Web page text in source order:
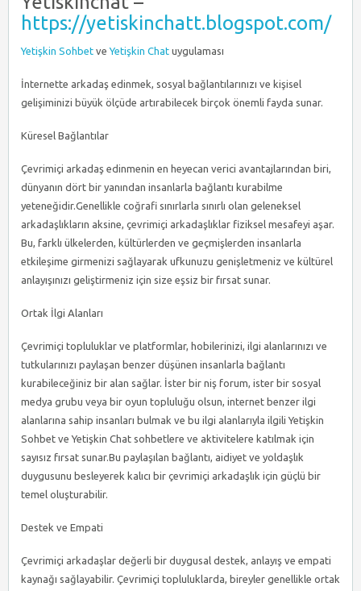
https://yetiskinchatt.blogspot.com/
Yetişkin Sohbet veYetişkin Chat uygulaması
İnternette arkadaş edinmek, sosyal bağlantılarınızı ve kişisel
gelişiminizi büyük ölçüde artırabilecek birçok önemli fayda sunar.
Küresel Bağlantılar
Çevrimiçi arkadaş edinmenin en heyecan verici avantajlarından biri,
dünyanın dört bir yanından insanlarla bağlantı kurabilme
yeteneğidir.Genellikle coğrafi sınırlarla sınırlı olan geleneksel
arkadaşlıkların aksine, çevrimiçi arkadaşlıklar fiziksel mesafeyi aşar.
Bu, farklı ülkelerden, kültürlerden ve geçmişlerden insanlarla
etkileşime girmenizi sağlayarak ufkunuzu genişletmeniz ve kültürel
anlayışınızı geliştirmeniz için size eşsiz bir fırsat sunar.
Ortak İlgi Alanları
Çevrimiçi topluluklar ve platformlar, hobilerinizi, ilgi alanlarınızı ve
tutkularınızı paylaşan benzer düşünen insanlarla bağlantı
kurabileceğiniz bir alan sağlar. İster bir niş forum, ister bir sosyal
medya grubu veya bir oyun topluluğu olsun, internet benzer ilgi
alanlarına sahip insanları bulmak ve bu ilgi alanlarıyla ilgili Yetişkin
Sohbet ve Yetişkin Chat sohbetlere ve aktivitelere katılmak için
sayısız fırsat sunar.Bu paylaşılan bağlantı, aidiyet ve yoldaşlık
duygusunu besleyerek kalıcı bir çevrimiçi arkadaşlık için güçlü bir
temel oluşturabilir.
Destek ve Empati
Çevrimiçi arkadaşlar değerli bir duygusal destek, anlayış ve empati
kaynağı sağlayabilir. Çevrimiçi topluluklarda, bireyler genellikle ortak